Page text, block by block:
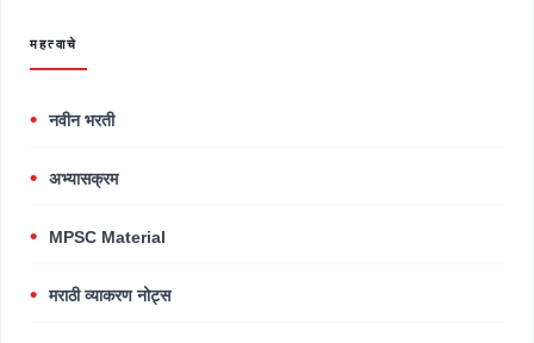
महत्वाचे
नवीन भरती
अभ्यासक्रम
MPSC Material
मराठी व्याकरण नोट्स